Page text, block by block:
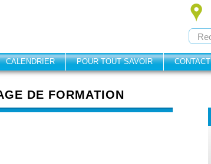
CALENDRIER POUR TOUT SAVOIR CONTACT
DE FORMATION